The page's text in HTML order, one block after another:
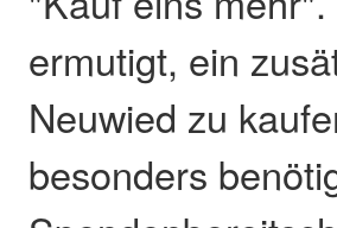
ermutigt, ein
Neuwied zu
besonders